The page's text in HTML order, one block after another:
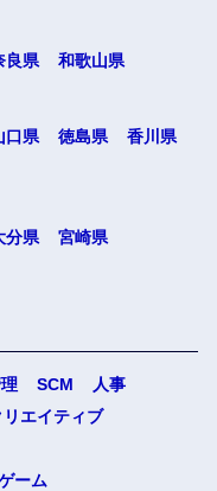
良県 和歌山県
口県 徳島県
香川県
分県
宮崎県
SCM
人事
リエイティブ
ーム